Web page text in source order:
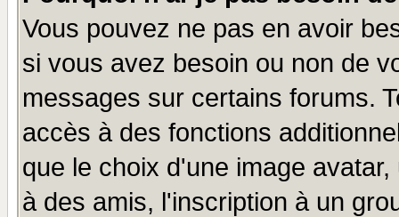
Vous pouvez ne pas en avoir
si vous avez besoin ou non de
messages sur certains forums.
accès à des fonctions
que le choix d'une image
à des amis, l'inscription à un